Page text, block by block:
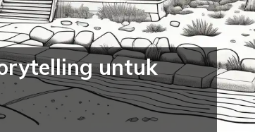
untuk